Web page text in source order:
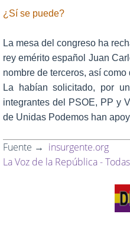
¿Sí se puede?
La mesa del congreso ha
rey emérito español Juan
nombre de terceros, así
La habían solicitado, por
integrantes del PSOE, PP y
de Unidas Podemos han
Fuente → insurgente.org
La Voz de la República -